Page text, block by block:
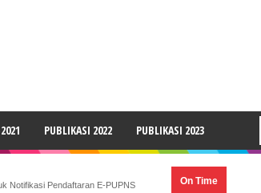
PUBLIKASI 2022 PUBLIKASI 2023
Notifikasi Pendaftaran E-PUPNS
On Time